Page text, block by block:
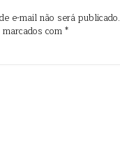
e-mail não será publicado.
com*